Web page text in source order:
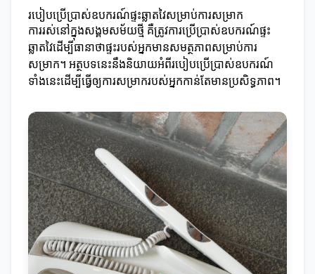
របៀបប្រើប្រាស់ឧបករណ៍ផ្ទះឆ្លាតវៃសម្រាប់ការសម្រាក
ការរស់នៅក្នុងសង្គមសម័យថ្មី គឺត្រូវការប្រើប្រាស់ឧបករណ៍ផ្ទះ
ឆ្លាតវៃដើម្បីធានាថាផ្ទះរបស់អ្នកមានសមត្ថភាពសម្រាប់ការ
សម្រាក។ អត្ថបទនេះនឹងនិយាយអំពីរបៀបប្រើប្រាស់ឧបករណ៍
ទាំងនេះដើម្បីធ្វើឲ្យការសម្រាករបស់អ្នកកាន់តែមានប្រសិទ្ធភាព។